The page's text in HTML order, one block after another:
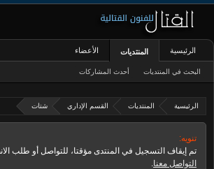
الرئيسية المنتديات القسم الإداري شتات
تنويه:
تم إيقاف التسجيل في المنتدى مؤقتا، للتواصل أو طلب
التواصل معنا.
الرئيسية المنتديات
البحث في المنتديات أحدث المشاركات
الأعضاء